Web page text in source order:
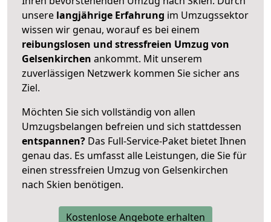
unsere langjährige Erfahrung im Umzugssektor
wissen wir genau, worauf es bei einem
reibungslosen und stressfreien Umzug von
Gelsenkirchen ankommt. Mit unserem
zuverlässigen Netzwerk kommen Sie sicher ans
Ziel.
Möchten Sie sich vollständig von allen
Umzugsbelangen befreien und sich stattdessen
entspannen? Das Full-Service-Paket bietet Ihnen
genau das. Es umfasst alle Leistungen, die Sie für
einen stressfreien Umzug von Gelsenkirchen
nach Skien benötigen.
Kostenlose Angebote erhalten